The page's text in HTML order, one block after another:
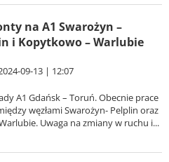
na A1 Swarożyn –
i Kopytkowo – Warlubie
09-13 | 12:07
A1 Gdańsk – Toruń. Obecnie prace
węzłami Swarożyn- Pelplin oraz
Uwaga na zmiany w ruchu i...